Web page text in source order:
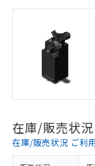
在庫/販売状況
在庫/販売状況 ご利